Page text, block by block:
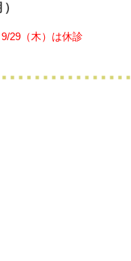
29（木）は休診